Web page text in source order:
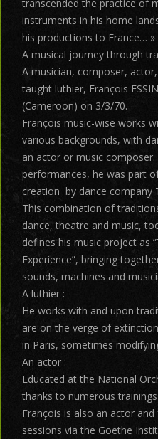
transcended the practice of
instruments in his home
his productions to France… »
A musical journey through
A musician, composer,
taught luthier, François
(Cameroon) on 3/3/70.
François music-wise works
various backgrounds, with
an actor or music
performances, he was part
creation by dance company
This combination of
dance, theatre and music,
defines his music project as
Experience”, bringing
sounds, machines and
A luthier :
He works with and upon
are on the verge of
in Paris, sometimes
An actor :
Educated at the National
thanks to numerous
François is also an actor
sessions via the Goethe